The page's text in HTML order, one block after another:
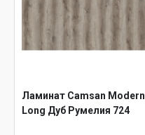
Ламинат Camsan Modern
Long Дуб Румелия 724